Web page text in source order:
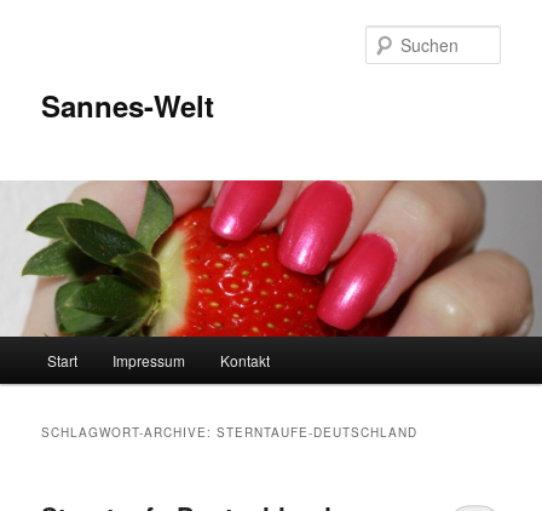
Sannes-Welt
Start Impressum Kontakt
SCHLAGWORT-ARCHIVE:STERNTAUFE-DEUTSCHLAND